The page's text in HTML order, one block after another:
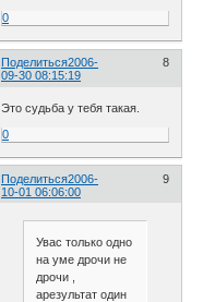
0
Поделиться 8
2006-
09-30 08:15:19
Это судьба у тебя такая.
0
Поделиться 9
2006-
10-01 06:06:00
Увас только одно
на уме дрочи не
дрочи ,
арезультат один